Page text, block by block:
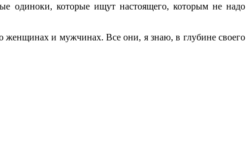
одиноки, которые ищут настоящего, которым не надо
женщинах и мужчинах. Все они, я знаю, в глубине своего